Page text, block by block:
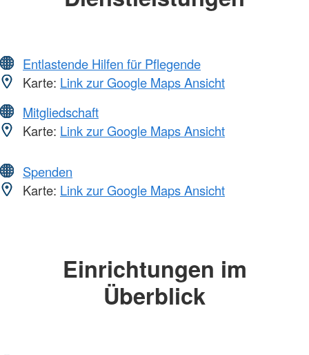
Entlastende Hilfen für Pflegende
Karte: Link zur Google Maps Ansicht
Mitgliedschaft
Karte: Link zur Google Maps Ansicht
Spenden
Karte: Link zur Google Maps Ansicht
Einrichtungen im
Überblick